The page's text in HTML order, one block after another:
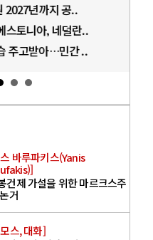
쇄 선택한 배경
한계 직면
양으로 휴전 의지..
바루파키스(Yanis
건제 가설을 위한 마르크스주
거
스, 대화]